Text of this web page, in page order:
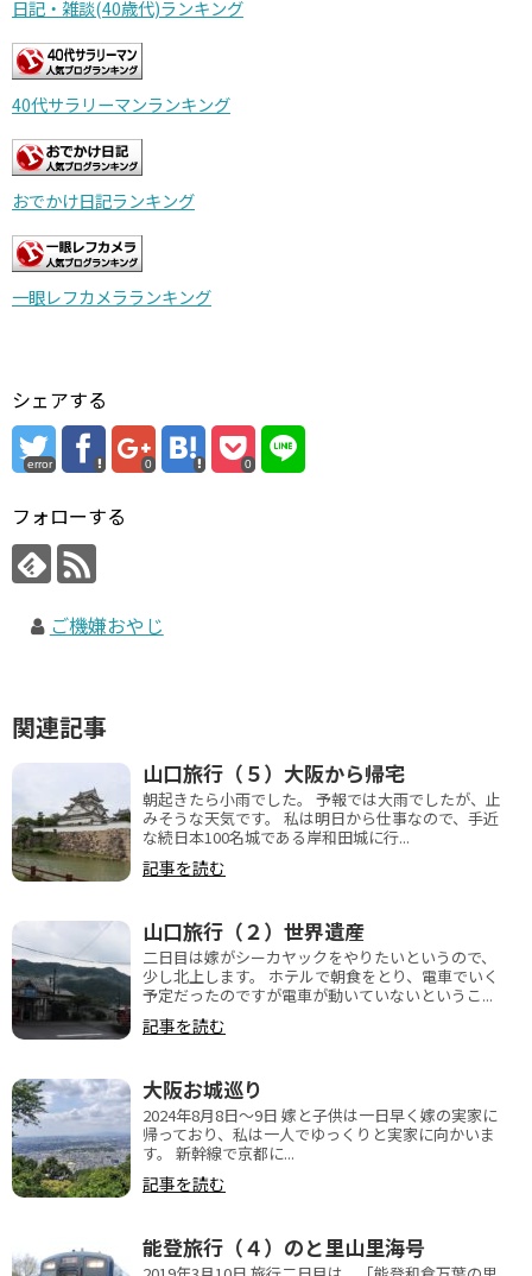
日記・雑談(40歳代)ランキング
40代サラリーマンランキング
おでかけ日記ランキング
一眼レフカメラランキング
シェアする
error 0 0
フォローする
ご機嫌おやじ
関連記事
山口旅行（５）大阪から帰宅
朝起きたら小雨でした。 予報では大雨でしたが、止
みそうな天気です。 私は明日から仕事なので、手近
な続日本100名城である岸和田城に行...
記事を読む
山口旅行（２）世界遺産
二日目は嫁がシーカヤックをやりたいというので、
少し北上します。 ホテルで朝食をとり、電車でいく
予定だったのですが電車が動いていないというこ...
記事を読む
大阪お城巡り
2024年8月8日～9日 嫁と子供は一日早く嫁の実家に
帰っており、私は一人でゆっくりと実家に向かいま
す。 新幹線で京都に...
記事を読む
能登旅行（４）のと里山里海号